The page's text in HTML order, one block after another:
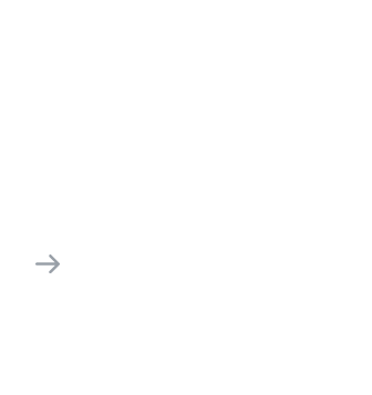
Mes petits-enfants viennent passer le